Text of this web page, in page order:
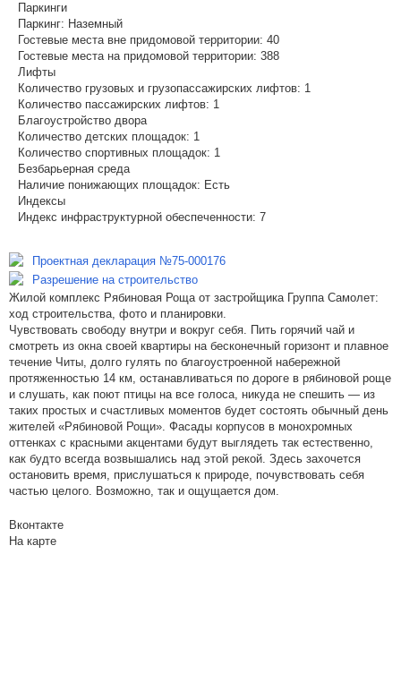
Паркинги
Паркинг: Наземный
Гостевые места вне придомовой территории: 40
Гостевые места на придомовой территории: 388
Лифты
Количество грузовых и грузопассажирских лифтов: 1
Количество пассажирских лифтов: 1
Благоустройство двора
Количество детских площадок: 1
Количество спортивных площадок: 1
Безбарьерная среда
Наличие понижающих площадок: Есть
Индексы
Индекс инфраструктурной обеспеченности: 7
Проектная декларация №75-000176
Разрешение на строительство
Жилой комплекс Рябиновая Роща от застройщика Группа Самолет:
ход строительства, фото и планировки.
Чувствовать свободу внутри и вокруг себя. Пить горячий чай и
смотреть из окна своей квартиры на бесконечный горизонт и плавное
течение Читы, долго гулять по благоустроенной набережной
протяженностью 14 км, останавливаться по дороге в рябиновой роще
и слушать, как поют птицы на все голоса, никуда не спешить — из
таких простых и счастливых моментов будет состоять обычный день
жителей «Рябиновой Рощи». Фасады корпусов в монохромных
оттенках с красными акцентами будут выглядеть так естественно,
как будто всегда возвышались над этой рекой. Здесь захочется
остановить время, прислушаться к природе, почувствовать себя
частью целого. Возможно, так и ощущается дом.
Вконтакте
На карте